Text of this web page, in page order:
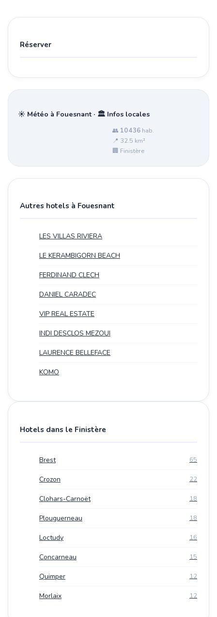
Réserver
☀️ Météo à Fouesnant · 🏛️ Infos locales
👥 10 436 hab.
📍 32.5 km²
🏢 Finistère
Autres hotels à Fouesnant
LES VILLAS RIVIERA
LE KERAMBIGORN BEACH
FERDINAND CLECH
DANIEL CARADEC
VIP REAL ESTATE
INDI DESCLOS MEZOUI
LAURENCE BELLEFACE
KOMO
Hotels dans le Finistère
Brest 65
Crozon 22
Clohars-Carnoët 18
Plouguerneau 18
Loctudy 16
Concarneau 15
Quimper 12
Morlaix 12